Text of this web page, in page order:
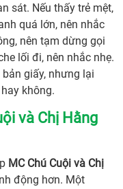
cho
học,
mầm
thuê
MC
sát. Nếu thấy trẻ mệt,
quá lớn, nên nhắc
nên tạm dừng gọi
lối đi, nên nhắc nhẹ.
giấy, nhưng lại
không.
và Chị Hằng
MC Chú Cuội và Chị
động hơn. Một